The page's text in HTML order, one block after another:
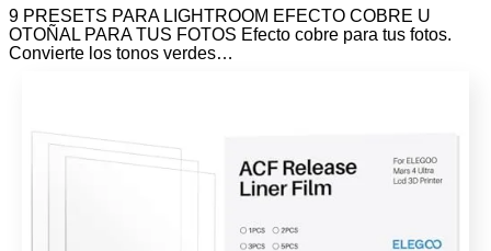
9 PRESETS PARA LIGHTROOM EFECTO COBRE U
OTOÑAL PARA TUS FOTOS Efecto cobre para tus fotos.
Convierte los tonos verdes…